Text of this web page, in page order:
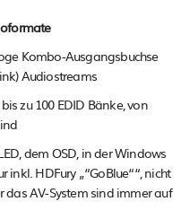
Kombo-Ausgangsbuchse
Audiostreams
zu 100 EDID Bänke, von
dem OSD, in der Windows
inkl. HDFury „“GoBlue““, nicht
AV-System sind immer auf